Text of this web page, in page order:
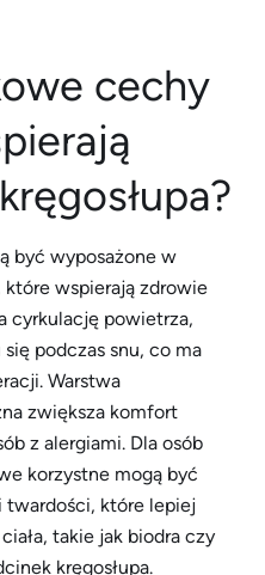
cechy
być wyposażone w
wspierają zdrowie
cyrkulację powietrza,
podczas snu, co ma
Warstwa
zwiększa komfort
z alergiami. Dla osób
korzystne mogą być
twardości, które lepiej
takie jak biodra czy
kręgosłupa.